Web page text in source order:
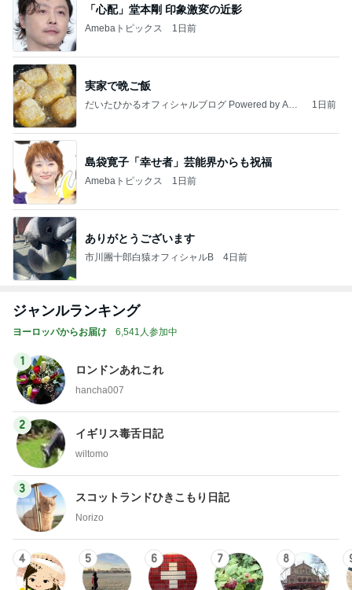
「心配」堂本剛 印象激変の近影
Amebaトピックス 1日前
実家で晩ご飯
だいたひかるオフィシャルブログ Powered by Ame
1日前
島袋寛子「幸せ者」芸能界からも祝福
Amebaトピックス 1日前
ありがとうございます
市川團十郎白猿オフィシャルB 4日前
ジャンルランキング
ヨーロッパからお届け 6,541人参加中
1
ロンドンあれこれ
hancha007
2
イギリス毒舌日記
wiltomo
3
スコットランドひきこもり日記
Norizo
4 5 6 7 8